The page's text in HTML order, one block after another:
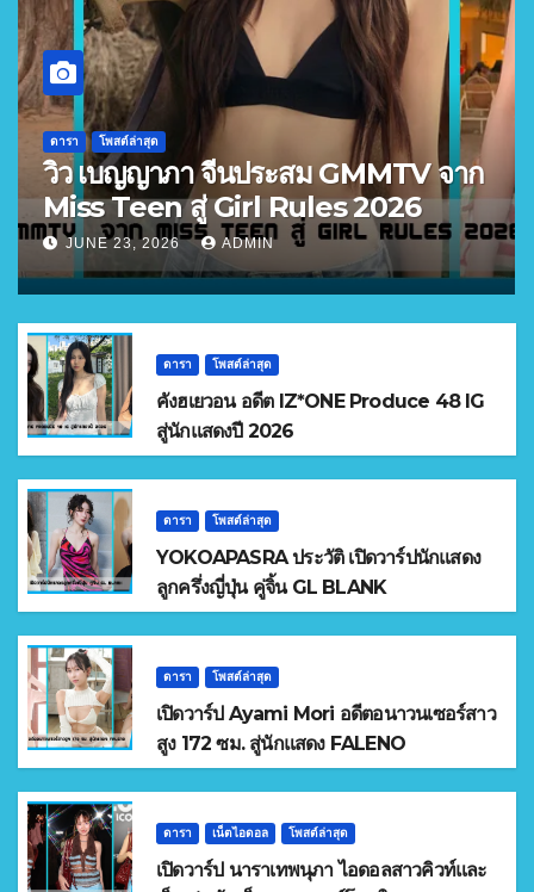
ดารา โพสต์ล่าสุด
วิว เบญญาภา จีนประสม GMMTV จาก
Miss Teen สู่ Girl Rules 2026
JUNE 23, 2026 ADMIN
ดารา โพสต์ล่าสุด
คังฮเยวอน อดีต IZ*ONE Produce 48 IG
สู่นักแสดงปี 2026
ดารา โพสต์ล่าสุด
YOKOAPASRA ประวัติ เปิดวาร์ปนักแสดง
ลูกครึ่งญี่ปุ่น คู่จิ้น GL BLANK
ดารา โพสต์ล่าสุด
เปิดวาร์ป Ayami Mori อดีตอนาวนเซอร์สาว
สูง 172 ซม. สู่นักแสดง FALENO
ดารา เน็ตไอดอล โพสต์ล่าสุด
เปิดวาร์ป นาราเทพนุภา ไอดอลสาวคิวท์และ